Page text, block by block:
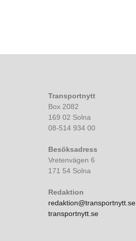
Transportnytt
Box 2082
169 02 Solna
08-514 934 00
Besöksadress
Vretenvägen 6
171 54 Solna
Redaktion
redaktion@transportnytt.se
transportnytt.se